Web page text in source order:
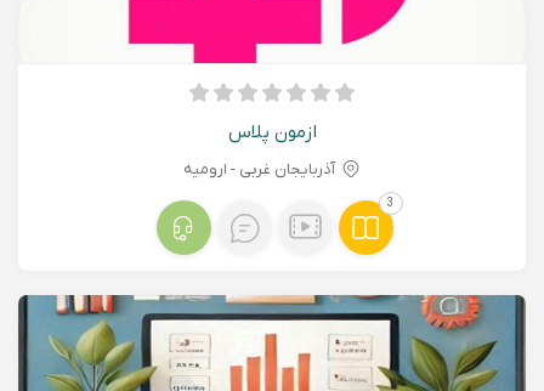
ازمون پلاس
آذربایجان غربی - اروميه
3